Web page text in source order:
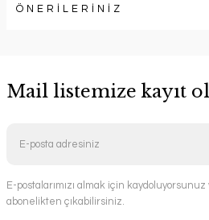
ÖNERİLERİNİZ
Mail listemize kayıt
E-postalarımızı almak için
abonelikten çıkabilirsiniz.